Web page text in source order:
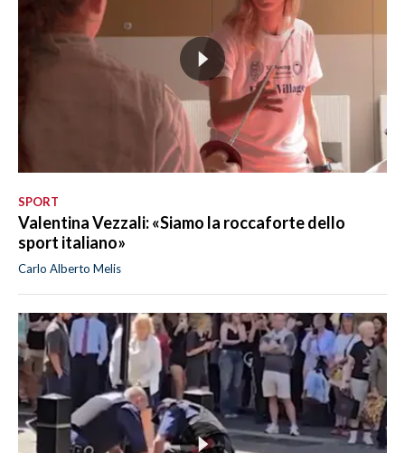
SPORT
Valentina Vezzali: «Siamo la roccaforte dello
sport italiano»
Carlo Alberto Melis